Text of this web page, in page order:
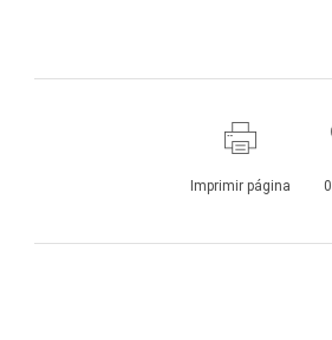
Imprimir página 0